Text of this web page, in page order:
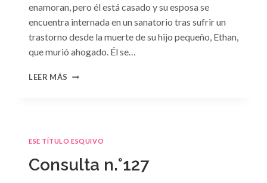
enamoran, pero él está casado y su esposa se
encuentra internada en un sanatorio tras sufrir un
trastorno desde la muerte de su hijo pequeño, Ethan,
que murió ahogado. Él se…
LEER MÁS CONSULTA
JANET
DAILEY
ESE TÍTULO ESQUIVO
Consulta n.°127